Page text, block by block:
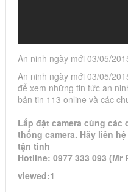
An ninh ngày mới 03/05/
An ninh ngày mới 03/05/
để xem những tin tức an
bản tin 113 online và các
Lắp đặt camera cùng
thống camera. Hãy liên
tận tình
Hotline: 0977 333 093 (Mr
viewed:1